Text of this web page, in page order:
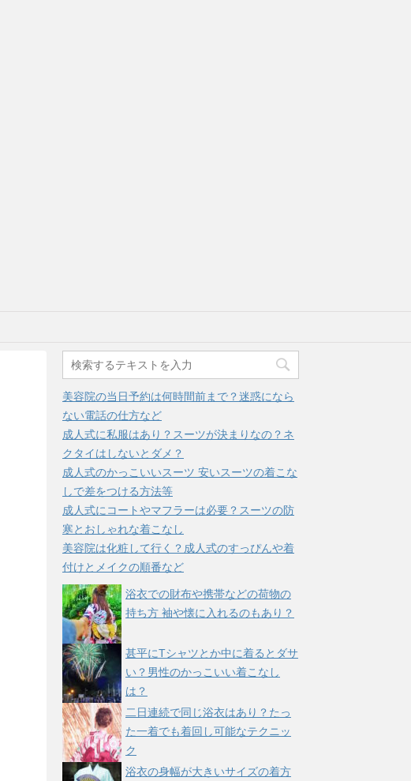
美容院の当日予約は何時間前まで？迷惑になら
ない電話の仕方など
成人式に私服はあり？スーツが決まりなの？ネ
クタイはしないとダメ？
成人式のかっこいいスーツ 安いスーツの着こな
しで差をつける方法等
成人式にコートやマフラーは必要？スーツの防
寒とおしゃれな着こなし
美容院は化粧して行く？成人式のすっぴんや着
付けとメイクの順番など
浴衣での財布や携帯などの荷物の
持ち方 袖や懐に入れるのもあり？
甚平にTシャツとか中に着るとダサ
い？男性のかっこいい着こなし
は？
二日連続で同じ浴衣はあり？たっ
た一着でも着回し可能なテクニッ
ク
浴衣の身幅が大きいサイズの着方